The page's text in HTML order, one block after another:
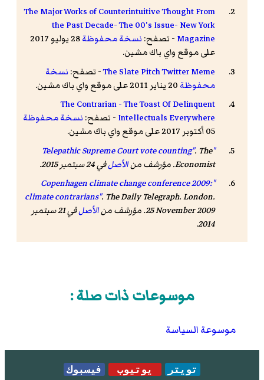
The Major Works of Counterintuitive Thought From
the Past Decade- The 00's Issue- New York
Magazine - تصفح: نسخة محفوظة
28 يوليو 2017
على موقع واي باك مشين.
The Slate Pitch Twitter Meme- تصفح: نسخة
محفوظة
The Contrarian - The Toast Of Delinquent
Intellectuals Everywhere - تصفح: نسخة محفوظة
05 أكتوبر 2017 على موقع واي باك مشين.
"Telepathic Supreme Court vote counting"
. The
Economist. مؤرشف منالأصلفي 24 سبتمبر 2015.
"Copenhagen climate change conference 2009:
climate contrarians". The Daily Telegraph. London.
25 November 2009. مؤرشف من
الأصل
في 21 سبتمبر
2014.
موسوعات ذات صلة :
موسوعة السياسة
تويتر يوتيوب فيسبوك